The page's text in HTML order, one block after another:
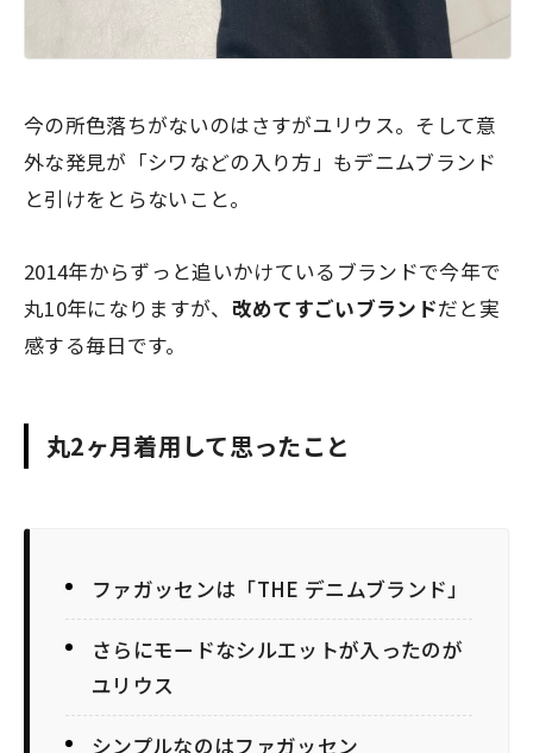
今の所色落ちがないのはさすがユリウス。そして意
外な発見が「シワなどの入り方」もデニムブランド
と引けをとらないこと。
2014年からずっと追いかけているブランドで今年で
丸10年になりますが、 改めてすごいブランドだと実
感する毎日です。
丸2ヶ月着用して思ったこと
ファガッセンは「THE デニムブランド」
さらにモードなシルエットが入ったのが
ユリウス
シンプルなのはファガッセン